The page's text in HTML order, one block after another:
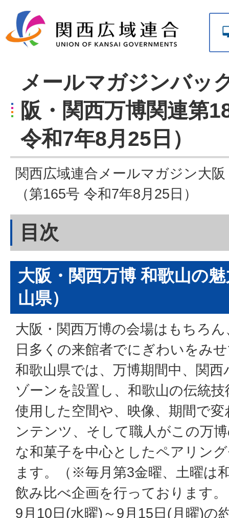
メールマガジンバッ
阪・関西万博関連第
令和7年8月25日）
関西広域連合メールマガジン大
（第165号 令和7年8月25日）
目次
大阪・関西万博 和歌山の
山県）
大阪・関西万博の会場はもちろ
日多くの来館者でにぎわいをみ
和歌山県では、万博期間中、関
ゾーンを設置し、和歌山の伝統
使用した空間や、映像、期間で
ンテンツ、そして職人がこの万
な和菓子を中心としたペアリン
ます。（※毎月第3金曜、土曜は
飲み比べ企画を行っております
9月10日(水曜)～9月15日(月曜)の